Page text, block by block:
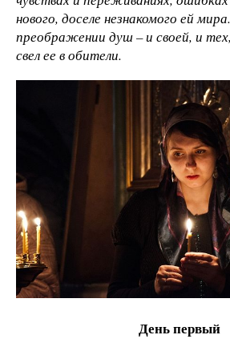
нового, доселе незнакомого ей
преображении душ – и своей, и
свел ее в обители.
День первый